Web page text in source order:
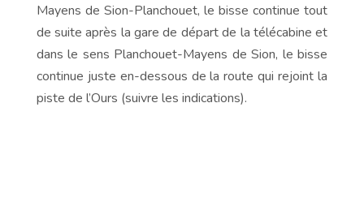
Mayens de Sion-Planchouet, le bisse continue tout
de suite après la gare de départ de la télécabine et
dans le sens Planchouet-Mayens de Sion, le bisse
continue juste en-dessous de la route qui rejoint la
piste de l’Ours (suivre les indications).